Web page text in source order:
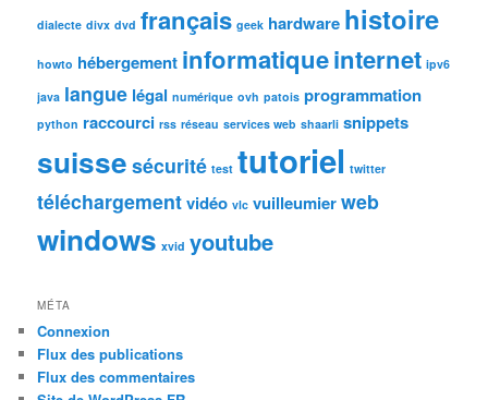
dialecte divx dvd français geek hardware histoire
howto hébergement informatiqueinternet ipv6
java langue légal numérique ovh patois programmation
python raccourci rss réseau services web shaarli snippets
suisse sécurité test tutoriel twitter
téléchargementvidéo vlc vuilleumierweb
windows xvid youtube
MÉTA
Connexion
Flux des publications
Flux des commentaires